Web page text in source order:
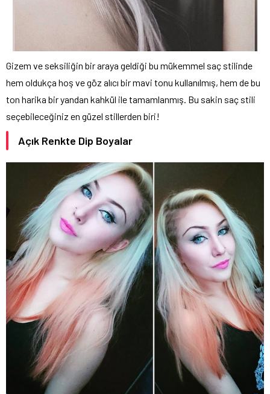
Gizem ve seksiliğin bir araya geldiği bu mükemmel saç stilinde
hem oldukça hoş ve göz alıcı bir mavi tonu kullanılmış, hem de bu
ton harika bir yandan kahkül ile tamamlanmış. Bu sakin saç stili
seçebileceğiniz en güzel stillerden biri!
Açık Renkte Dip Boyalar